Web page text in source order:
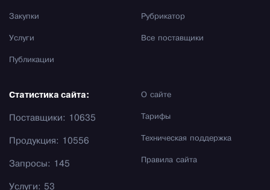
Закупки
Услуги
Публикации
Рубрикатор
Все поставщики
О сайте
Тарифы
Техническая поддержка
Правила сайта
Статистика сайта:
Поставщики: 10635
Продукция: 10556
Запросы: 145
Услуги: 53